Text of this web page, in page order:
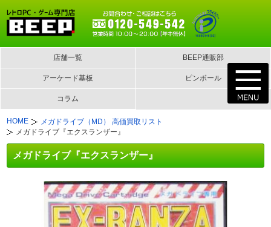
店舗一覧 BEEP通販部
アーケード基板 ピンボール
コラム
HOME
メガドライブ（MD） 高価買取リスト
メガドライブ『エクスランザー』
メガドライブ『エクスランザー』